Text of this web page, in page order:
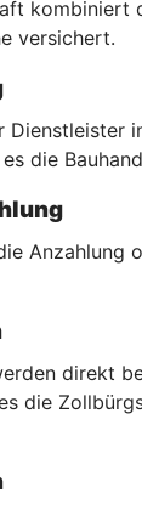
kombiniert
versichert.
Dienstleister
die
Anzahlung
direkt
die